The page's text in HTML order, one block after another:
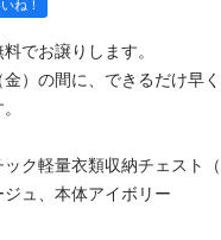
ね！
でお譲りします。
）の間に、できるだけ早
ック軽量衣類収納チェスト（
ジュ、本体アイボリー